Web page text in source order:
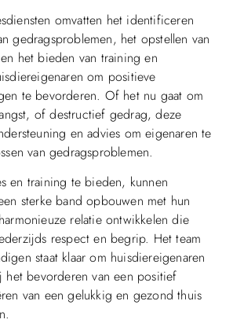
omvatten het identificeren
gedragsproblemen, het opstellen van
het bieden van training en
om positieve
te bevorderen. Of het nu gaat om
of destructief gedrag, deze
en advies om eigenaren te
van gedragsproblemen.
en training te bieden, kunnen
sterke band opbouwen met hun
relatie ontwikkelen die
respect en begrip. Het team
staat klaar om huisdiereigenaren
het bevorderen van een positief
van een gelukkig en gezond thuis